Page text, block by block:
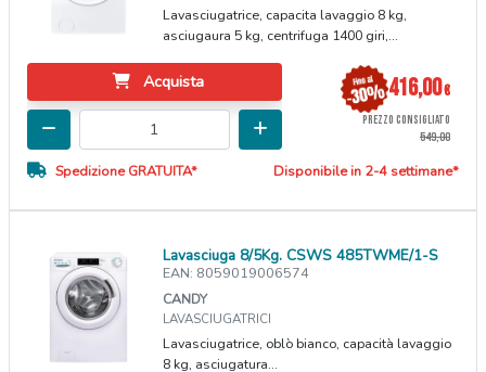
Lavasciugatrice, capacita lavaggio 8 kg,
asciugaura 5 kg, centrifuga 1400 giri,...
Acquista 416,00€
PREZZO CONSIGLIATO
549,00
Spedizione GRATUITA* Disponibile in 2-4 settimane*
Lavasciuga 8/5Kg. CSWS 485TWME/1-S
EAN: 8059019006574
CANDY
LAVASCIUGATRICI
Lavasciugatrice, oblò bianco, capacità lavaggio
8 kg, asciugatura...